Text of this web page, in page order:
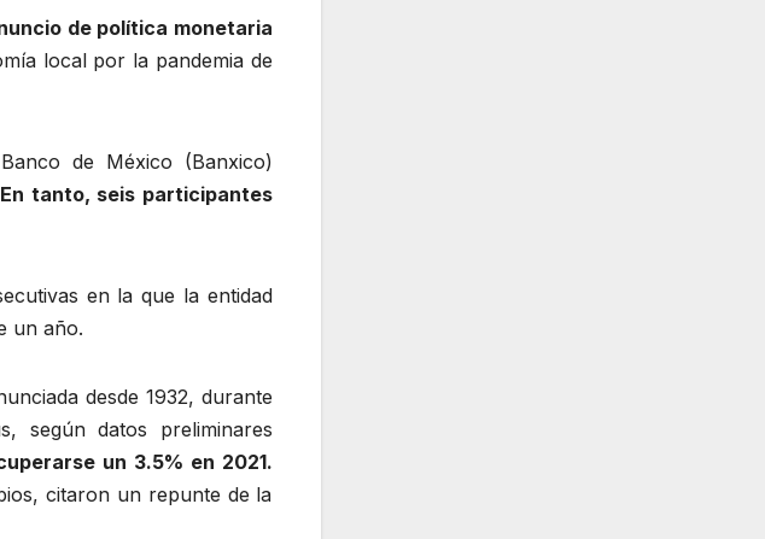
de política monetaria
local por la pandemia de
de México (Banxico)
En tanto, seis participantes
en la que la entidad
un año.
desde 1932, durante
según datos preliminares
un 3.5% en 2021.